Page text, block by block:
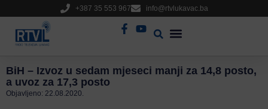
+387 35 553 967 info@rtvlukavac.ba
BiH – Izvoz u sedam mjeseci manji za 14,8 posto,
a uvoz za 17,3 posto
Objavljeno: 22.08.2020.